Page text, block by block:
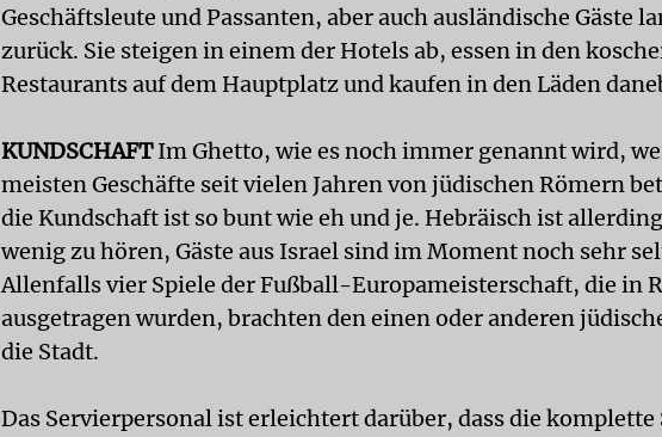
Geschäftsleute und Passanten, aber auch ausländische Gäste
zurück. Sie steigen in einem der Hotels ab, essen in den
Restaurants auf dem Hauptplatz und kaufen in den Läden
KUNDSCHAFTIm Ghetto, wie es noch immer genannt wird,
meisten Geschäfte seit vielen Jahren von jüdischen Römern
die Kundschaft ist so bunt wie eh und je. Hebräisch ist
wenig zu hören, Gäste aus Israel sind im Moment noch sehr
Allenfalls vier Spiele der Fußball-Europameisterschaft, die in
ausgetra­gen wurden, brachten den einen oder anderen
die Stadt.
Das Servierpersonal ist erleichtert darüber, dass die komplette